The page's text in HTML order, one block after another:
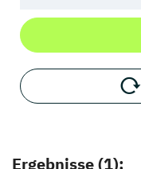
Ergebnisse (1):